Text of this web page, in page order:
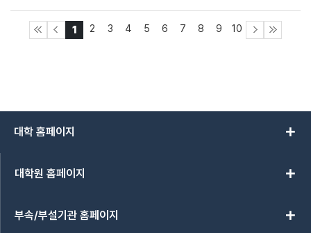
1 2 3 4 5 6 7 8 9 10
대학 홈페이지 add
대학원 홈페이지 add
부속/부설기관 홈페이지 add